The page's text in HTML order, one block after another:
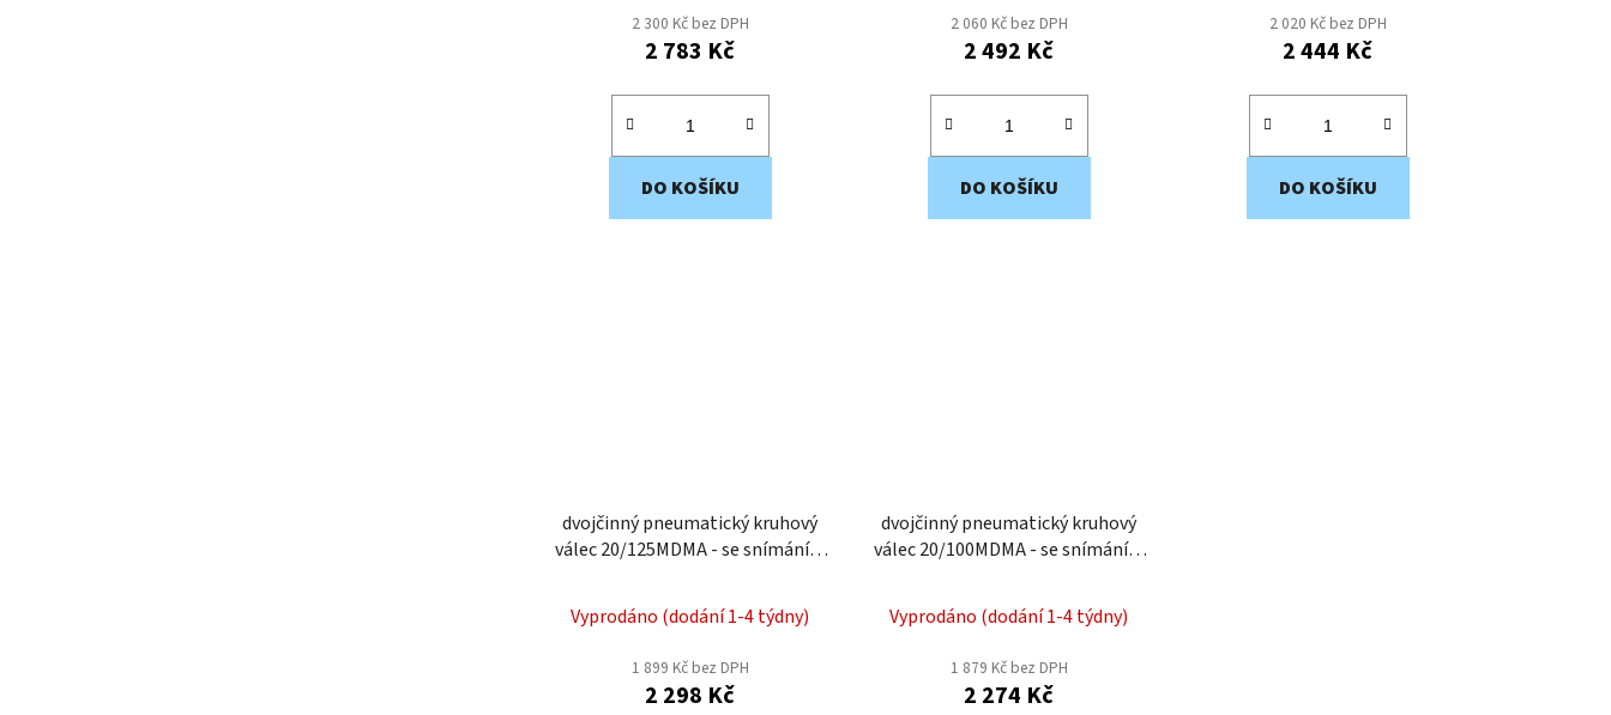
2 300 Kč bez DPH
2 783 Kč
DO KOŠÍKU
2 060 Kč bez DPH
2 492 Kč
DO KOŠÍKU
2 020 Kč bez DPH
2 444 Kč
DO KOŠÍKU
dvojčinný pneumatický kruhový
válec 20/125MDMA - se snímáním
Vyprodáno (dodání 1-4 týdny)
1 899 Kč bez DPH
2 298 Kč
dvojčinný pneumatický kruhový
válec 20/100MDMA - se snímáním
Vyprodáno (dodání 1-4 týdny)
1 879 Kč bez DPH
2 274 Kč